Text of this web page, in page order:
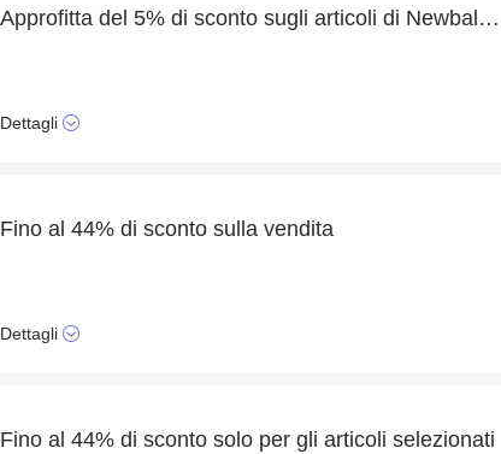
Approfitta del 5% di sconto sugli articoli di Newbalance
Dettagli
Fino al 44% di sconto sulla vendita
Dettagli
Fino al 44% di sconto solo per gli articoli selezionati